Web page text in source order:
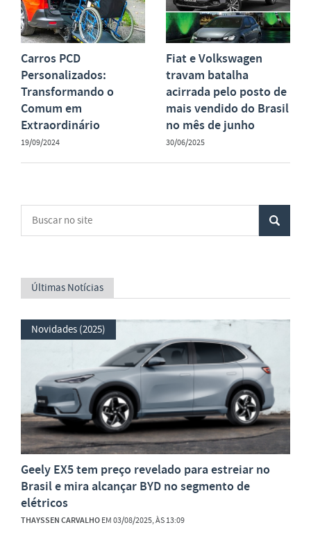
Carros PCD
Personalizados:
Transformando o
Comum em
Extraordinário
19/09/2024
Fiat e Volkswagen
travam batalha
acirrada pelo posto de
mais vendido do Brasil
no mês de junho
30/06/2025
Últimas Notícias
Novidades (2025)
Geely EX5 tem preço revelado para estreiar no
Brasil e mira alcançar BYD no segmento de
elétricos
THAYSSEN CARVALHOEM 03/08/2025, ÀS 13:09